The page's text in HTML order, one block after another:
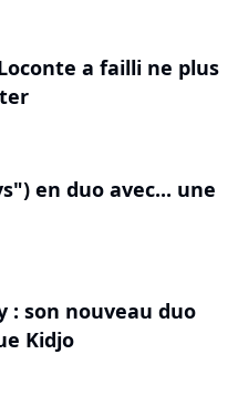
a failli ne plus
en duo avec... une
: son nouveau duo
Kidjo